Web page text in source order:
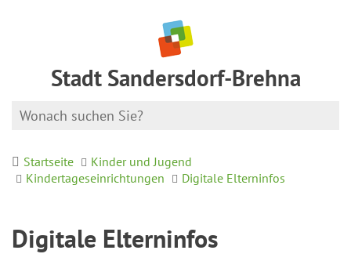
Stadt Sandersdorf-Brehna
Startseite
Kinder und Jugend
Kindertageseinrichtungen
Digitale Elterninfos
Digitale Elterninfos